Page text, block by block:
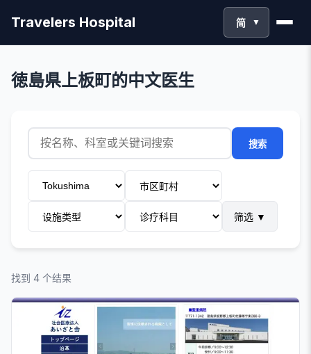
Travelers Hospital 简 ▼
徳島県上板町的中文医生
搜索
筛选 ▼
找到 4 个结果